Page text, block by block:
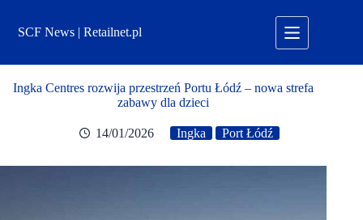
treściSCF News | Retailnet.pl
Ingka Centres rozwija przestrzeń Portu Łódź – nowa strefa
zabawy dla dzieci
14/01/2026 Ingka Port Łódź